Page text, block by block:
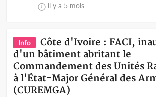
il y a 5 mois
Info
Côte d'Ivoire : FACI,
d'un bâtiment abritant le
Commandement des Unités
à l'État-Major Général des
(CUREMGA)